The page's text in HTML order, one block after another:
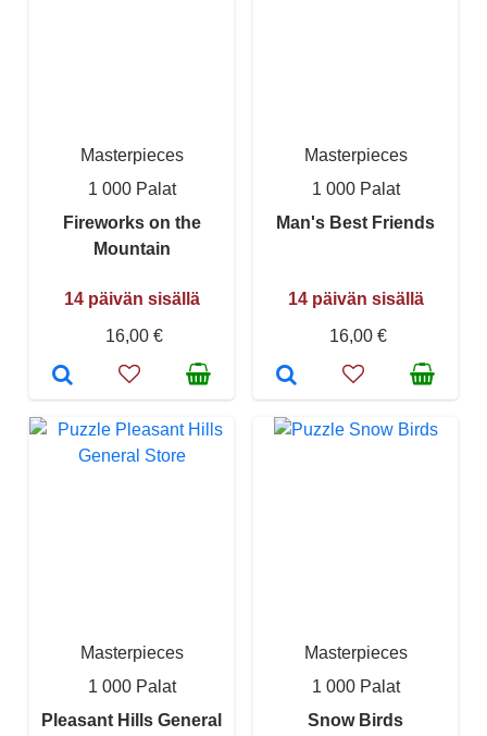
Masterpieces
1 000 Palat
Fireworks on the
Mountain
14 päivän sisällä
16,00 €
Masterpieces
1 000 Palat
Man's Best Friends
14 päivän sisällä
16,00 €
Masterpieces
1 000 Palat
Pleasant Hills General
Masterpieces
1 000 Palat
Snow Birds